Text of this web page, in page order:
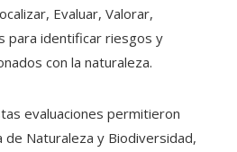
Evaluar, Valorar,
para identificar riesgos y
con la naturaleza.
evaluaciones permitieron
Naturaleza y Biodiversidad,